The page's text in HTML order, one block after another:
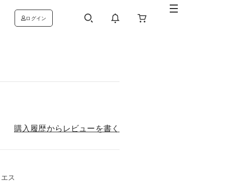
ログイン
購入履歴からレビューを書く
ス